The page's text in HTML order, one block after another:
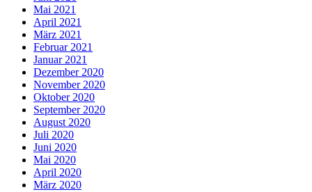
Mai 2021
April 2021
März 2021
Februar 2021
Januar 2021
Dezember 2020
November 2020
Oktober 2020
September 2020
August 2020
Juli 2020
Juni 2020
Mai 2020
April 2020
März 2020